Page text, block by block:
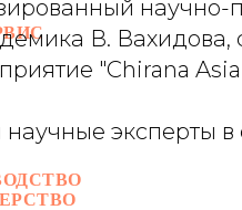
научно-
В. Вахидова,
"Chirana
эксперты в